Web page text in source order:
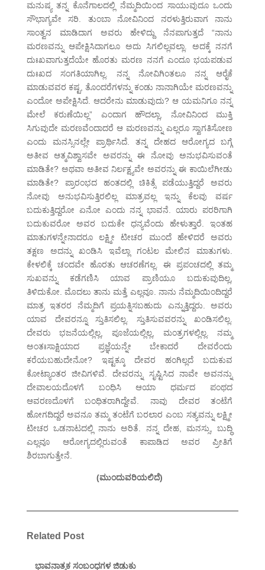
ಮನುಷ್ಯ ತನ್ನ ಕೊನೆಗಾಲದಲ್ಲಿ ನೆಮ್ಮದಿಯಿಂದ ಸಾಯುವುದೂ ಒಂದು
ಸೌಭಾಗ್ಯವೇ ಸರಿ. ತುಂಬಾ ನೋವಿನಿಂದ ನರಳುತ್ತಿರುವಾಗ ನಾನು
ಸಾಂತ್ವನ ಮಾಡಿದಾಗ ಅವರು ಹೇಳಿದ್ದು ನೆನಪಾಗುತ್ತದೆ “ನಾನು
ಮರಣವನ್ನು ಆಪೇಕ್ಷಿಸಿದಾಗಲೂ ಅದು ಸಿಗಲಿಲ್ಲವಲ್ಲಾ. ಅದಕ್ಕೆ ನನಗೆ
ದುಃಖವಾಗುತ್ತದೆಯೇ ಹೊರತು ಮರಣ ನನಗೆ ಎಂದೂ ಭಯಪಡುವ
ದುಃಖದ ಸಂಗತಿಯಾಗಿಲ್ಲ. ನನ್ನ ನೋವಿಗಿಂತಲೂ ನನ್ನ ಆರೈಕೆ
ಮಾಡುವವರ ಕಷ್ಟ, ತೊಂದರೆಗಳನ್ನು ಕಂಡು ನಾನಾಗಿಯೇ ಮರಣವನ್ನು
ಎಂದೋ ಅಪೇಕ್ಷಿಸಿದೆ. ಆದರೇನು ಮಾಡುವುದು? ಆ ಯಮನಿಗೂ ನನ್ನ
ಮೇಲೆ ಕರುಣೆಯಿಲ್ಲ” ಎಂದಾಗ ಹೌದಲ್ಲಾ, ನೋವಿನಿಂದ ಮುಕ್ತಿ
ಸಿಗುವುದೇ ಮರಣವೆಂದಾದರೆ ಆ ಮರಣವನ್ನು ಎಲ್ಲರೂ ಸ್ವಾಗತಿಸೋಣ
ಎಂದು ಮನಸ್ಸಿನಲ್ಲೇ ಪ್ರಾರ್ಥಿಸಿದೆ. ತನ್ನ ದೇಹದ ಆರೋಗ್ಯದ ಬಗ್ಗೆ
ಅತೀವ ಆತ್ಮವಿಶ್ವಾಸವೇ ಅವರನ್ನು ಈ ನೋವು ಅನುಭವಿಸುವಂತೆ
ಮಾಡಿತೇ? ಅಥವಾ ಅತೀವ ನಿರ್ಲಕ್ಷ್ಯವೇ ಅವರನ್ನು ಈ ಕಾಯಿಲೆಗೀಡು
ಮಾಡಿತೇ? ಪ್ರಾರಂಭದ ಹಂತದಲ್ಲಿ ಚಿಕಿತ್ಸೆ ಪಡೆಯುತ್ತಿದ್ದರೆ ಅವರು
ನೋವು ಅನುಭವಿಸುತ್ತಿರಲಿಲ್ಲ ಮಾತ್ರವಲ್ಲ ಇನ್ನು ಕೆಲವು ವರ್ಷ
ಬದುಕುತ್ತಿದ್ದರೋ ಏನೋ ಎಂದು ನನ್ನ ಭಾವನೆ. ಯಾರು ಪರರಿಗಾಗಿ
ಬದುಕುವರೋ ಅವರ ಬದುಕೇ ಧನ್ಯವೆಂದು ಹೇಳುತ್ತಾರೆ. ಇಂತಹ
ಮಾತುಗಳನ್ನೇನಾದರೂ ಲಕ್ಷ್ಮೀ ಟೀಚರ ಮುಂದೆ ಹೇಳಿದರೆ ಅವರು
ತಕ್ಷಣ ಅದನ್ನು ಖಂಡಿಸಿ ಇವೆಲ್ಲಾ ಗಂಟಲ ಮೇಲಿನ ಮಾತುಗಳು.
ಕೇಳಲಿಕ್ಕೆ ಚಂದವೇ ಹೊರತು ಆಚರಣೆಗಲ್ಲ. ಈ ಪ್ರಪಂಚದಲ್ಲಿ ತಮ್ಮ
ಸುಖವನ್ನು ಕಡೆಗಣಿಸಿ ಯಾವ ಪ್ರಾಣಿಯೂ ಬದುಕುವುದಿಲ್ಲ,
ತಿಳಿದುಕೋ. ಮೊದಲು ತಾನು ಮತ್ತೆ ಎಲ್ಲವೂ. ನಾನು ನೆಮ್ಮದಿಯಿಂದಿದ್ದರೆ
ಮಾತ್ರ ಇತರರ ನೆಮ್ಮದಿಗೆ ಪ್ರಯತ್ನಿಸಬಹುದು ಎನ್ನುತ್ತಿದ್ದರು. ಅವರು
ಯಾವ ದೇವರನ್ನೂ ಸ್ತುತಿಸಲಿಲ್ಲ. ಸ್ತುತಿಸುವವರನ್ನು ಖಂಡಿಸಲಿಲ್ಲ.
ದೇವರು ಭಜನೆಯಲ್ಲಿಲ್ಲ, ಪೂಜೆಯಲ್ಲಿಲ್ಲ, ಮಂತ್ರಗಳಲ್ಲಿಲ್ಲ. ನಮ್ಮ
ಅಂತಃಸಾಕ್ಷಿಯಾದ ಪ್ರಜ್ಞೆಯನ್ನೇ ಬೇಕಾದರೆ ದೇವರೆಂದು
ಕರೆಯಬಹುದೇನೋ? ಇಷ್ಟಕ್ಕೂ ದೇವರ ಹಂಗಿಲ್ಲದೆ ಬದುಕುವ
ಕೋಟ್ಯಾಂತರ ಜೀವಿಗಳಿವೆ. ದೇವರನ್ನು ಸೃಷ್ಟಿಸಿದ ನಾವೇ ಅವನನ್ನು
ದೇವಾಲಯದೊಳಗೆ ಬಂಧಿಸಿ ಆಯಾ ಧರ್ಮದ ಪಂಥದ
ಆವರಣದೊಳಗೆ ಬಂಧಿತರಾಗಿದ್ದೇವೆ. ನಾವು ದೇವರ ತಂಟೆಗೆ
ಹೋಗದಿದ್ದರೆ ಅವನೂ ತಮ್ಮ ತಂಟೆಗೆ ಬರಲಾರ ಎಂಬ ಸತ್ಯವನ್ನು ಲಕ್ಷ್ಮೀ
ಟೀಚರ ಒಡನಾಟದಲ್ಲಿ ನಾನು ಅರಿತೆ. ನನ್ನ ದೇಹ, ಮನಸ್ಸು, ಬುದ್ಧಿ
ಎಲ್ಲವೂ ಆರೋಗ್ಯದಲ್ಲಿರುವಂತೆ ಕಾಪಾಡಿದ ಅವರ ಪ್ರೀತಿಗೆ
ಶಿರಬಾಗುತ್ತೇನೆ.
(ಮುಂದುವರಿಯಲಿದೆ)
Related Post
ಭಾವನಾತ್ಮಕ ಸಂಬಂಧಗಳ ಜಿಡುಕು